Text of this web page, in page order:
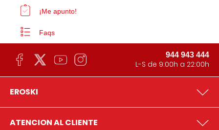
¡Me apunto!
Faqs
944 943 444
L-S de 9:00h a 22:00h
EROSKI
ATENCION AL CLIENTE